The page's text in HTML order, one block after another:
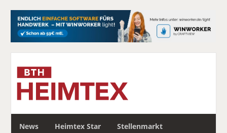
News Heimtex Star Stellenmarkt